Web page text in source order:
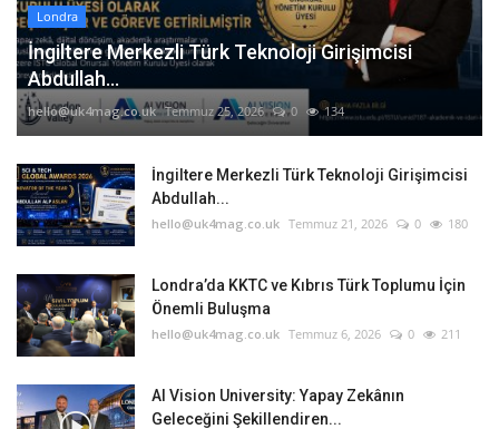
Londra
İngiltere Merkezli Türk Teknoloji Girişimcisi
Abdullah...
hello@uk4mag.co.uk Temmuz 25, 2026 0 134
İngiltere Merkezli Türk Teknoloji Girişimcisi
Abdullah...
hello@uk4mag.co.uk Temmuz 21, 2026 0 180
Londra’da KKTC ve Kıbrıs Türk Toplumu İçin
Önemli Buluşma
hello@uk4mag.co.uk Temmuz 6, 2026 0 211
AI Vision University: Yapay Zekânın
Geleceğini Şekillendiren...